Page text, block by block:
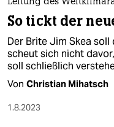
Leitung des
So tickt der
Der Brite Jim Skea soll
scheut sich nicht
soll schließlich
Von Christian Mihatsch
1.8.2023